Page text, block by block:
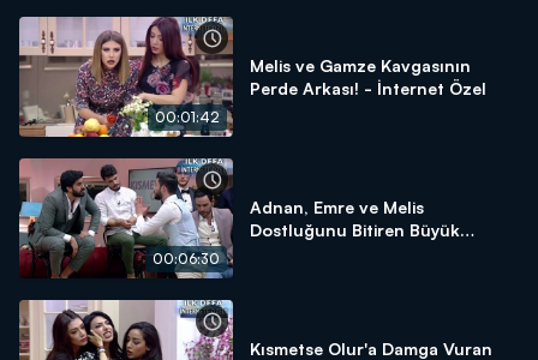
00:01:42
Melis ve Gamze Kavgasının
Perde Arkası! - İnternet Özel
00:06:30
Adnan, Emre ve Melis
Dostluğunu Bitiren Büyük
Kısmetse Olur'a Damga Vuran